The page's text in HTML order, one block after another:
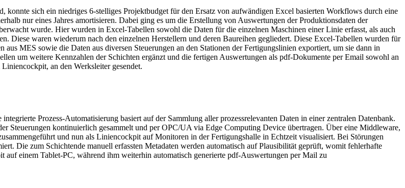
sich ein niedriges 6-stelliges Projektbudget für den Ersatz von aufwändigen Excel basierten Workflows durch eine
nur eines Jahres amortisieren. Dabei ging es um die Erstellung von Auswertungen der Produktionsdaten der
wurde. Hier wurden in Excel-Tabellen sowohl die Daten für die einzelnen Maschinen einer Linie erfasst, als auch
Diese waren wiederum nach den einzelnen Herstellern und deren Baureihen gegliedert. Diese Excel-Tabellen wurden für
MES sowie die Daten aus diversen Steuerungen an den Stationen der Fertigungslinien exportiert, um sie dann in
um weitere Kennzahlen der Schichten ergänzt und die fertigen Auswertungen als pdf-Dokumente per Email sowohl an
an den Werksleiter gesendet.
Prozess-Automatisierung basiert auf der Sammlung aller prozessrelevanten Daten in einer zentralen Datenbank.
Steuerungen kontinuierlich gesammelt und per OPC/UA via Edge Computing Device übertragen. Über eine Middleware,
und nun als Liniencockpit auf Monitoren in der Fertigungshalle in Echtzeit visualisiert. Bei Störungen
Die zum Schichtende manuell erfassten Metadaten werden automatisch auf Plausibilität geprüft, womit fehlerhafte
einem Tablet-PC, während ihm weiterhin automatisch generierte pdf-Auswertungen per Mail zu